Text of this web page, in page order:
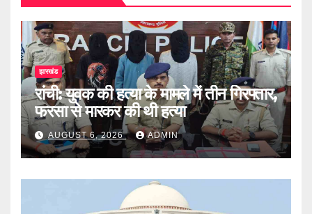
झारखंड
रांची: युवक की हत्या के मामले में तीन गिरफ्तार,
फरसा से मारकर की थी हत्या
AUGUST 6, 2026 ADMIN